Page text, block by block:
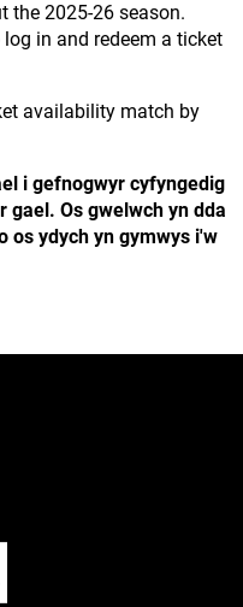
the 2025-26 season.
in and redeem a ticket
availability match by
i gefnogwyr cyfyngedig
gael. Os gwelwch yn dda
os ydych yn gymwys i'w